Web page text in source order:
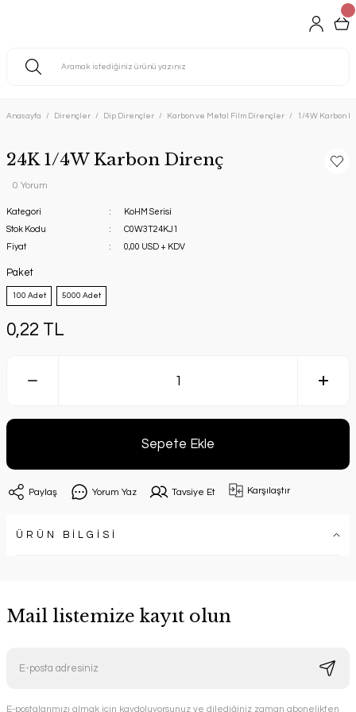
Anasayfa Dirençler Dip Dirençler Karbon ve Metal Film Dirençler 1/4W Karbon
24K 1/4W Karbon Direnç
0 Yorum
Kategori
KoHM Serisi
Stok Kodu
C0W3T24KJ1
Fiyat
0,00 USD + KDV
Paket
100 Adet 5000 Adet
0,22 TL
Sepete Ekle
Paylaş Yorum Yaz Tavsiye Et Karşılaştır
ÜRÜN BİLGİSİ
Mail listemize kayıt olun
E-postalarımızı almak için kaydoluyorsunuz ve dilediğiniz zaman abonelikten